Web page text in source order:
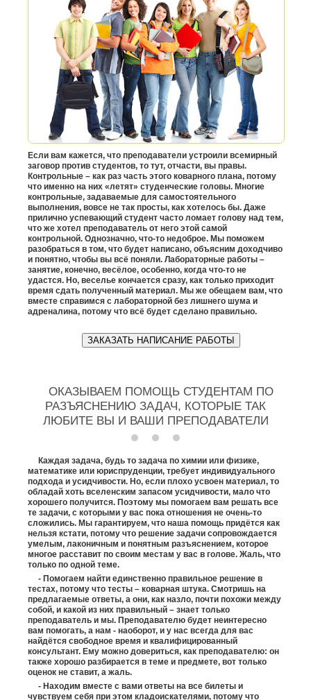
Если вам кажется, что преподаватели устроили всемирный
заговор против студентов, то тут, отчасти, вы правы.
Контрольные – как раз часть этого коварного плана, потому
что именно на них «летят» студенческие головы. Многие
контрольные, задаваемые для самостоятельного
выполнения, вовсе не так просты, как хотелось бы. Даже
прилично успевающий студент часто ломает голову над тем,
что же хотел преподаватель от него этой самой
контрольной. Однозначно, что-то недоброе. Мы поможем
разобраться в том, что будет написано, объясним доходчиво
и понятно, чтобы вы всё поняли. Лабораторные работы –
занятие, конечно, весёлое, особенно, когда что-то не
удастся. Но, веселье кончается сразу, как только приходит
время сдать полученный материал. Мы же обещаем вам, что
вместе справимся с лабораторной без лишнего шума и
адреналина, потому что всё будет сделано правильно.
ЗАКАЗАТЬ НАПИСАНИЕ РАБОТЫ
ОКАЗЫВАЕМ ПОМОЩЬ СТУДЕНТАМ ПО
РАЗЪЯСНЕНИЮ ЗАДАЧ, КОТОРЫЕ ТАК
ЛЮБИТЕ ВЫ И ВАШИ ПРЕПОДАВАТЕЛИ
Каждая задача, будь то задача по химии или физике,
математике или юриспруденции, требует индивидуального
подхода и усидчивости. Но, если плохо усвоен материал, то
обладай хоть вселенским запасом усидчивости, мало что
хорошего получится. Поэтому мы помогаем вам решать все
те задачи, с которыми у вас пока отношения не очень-то
сложились. Мы гарантируем, что наша помощь придётся как
нельзя кстати, потому что решение задачи сопровождается
умелым, лаконичным и понятным разъяснением, которое
многое расставит по своим местам у вас в голове. Жаль, что
только по одной теме.
- Помогаем найти единственно правильное решение в
тестах, потому что тесты – коварная штука. Смотришь на
предлагаемые ответы, а они, как назло, почти похожи между
собой, и какой из них правильный – знает только
преподаватель и мы. Преподавателю будет неинтересно
вам помогать, а нам - наоборот, и у нас всегда для вас
найдётся свободное время и квалифицированный
консультант. Ему можно довериться, как преподавателю: он
также хорошо разбирается в теме и предмете, вот только
оценок не ставит, а жаль.
- Находим вместе с вами ответы на все билеты и
чувствуем себя при этом кладоискателями, потому что